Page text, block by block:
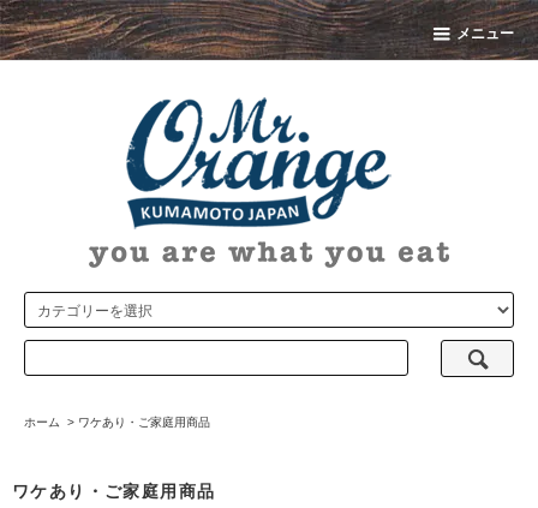
メニュー
ホーム > ワケあり・ご家庭用商品
ワケあり・ご家庭用商品